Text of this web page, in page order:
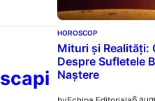
HOROSCOP
Mituri și Realități:
Despre Sufletele
Naștere